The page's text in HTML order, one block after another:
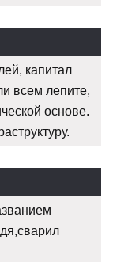
капитал
всем лепите,
основе.